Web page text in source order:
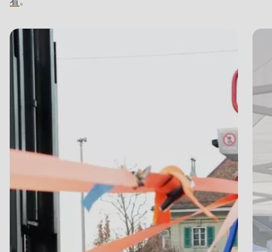
Deprecated
function
mb_substr():
Passing
null
parameter
($string)
type
string